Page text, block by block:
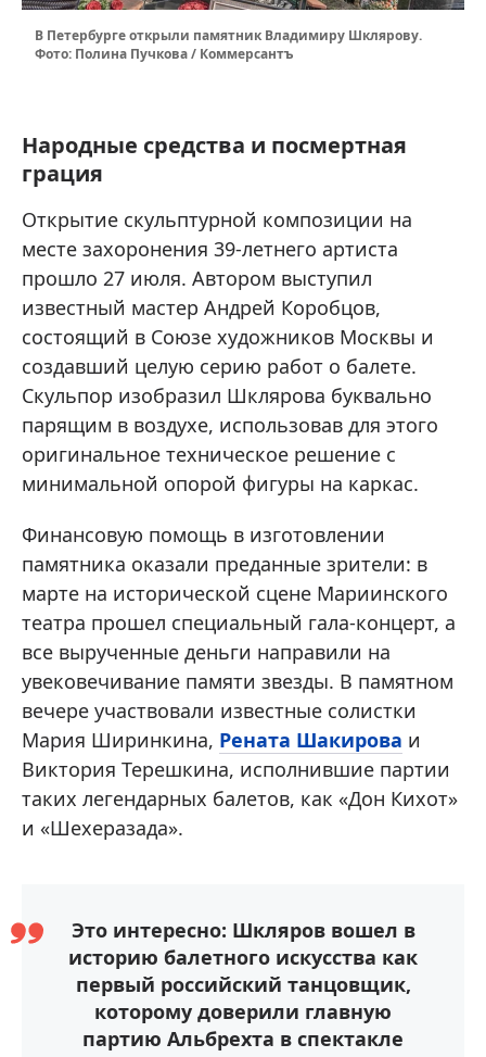
В Петербурге открыли памятник Владимиру Шклярову.
Фото: Полина Пучкова / Коммерсантъ
Народные средства и посмертная
грация
Открытие скульптурной композиции на
месте захоронения 39-летнего артиста
прошло 27 июля. Автором выступил
известный мастер Андрей Коробцов,
состоящий в Союзе художников Москвы и
создавший целую серию работ о балете.
Скульпор изобразил Шклярова буквально
парящим в воздухе, использовав для этого
оригинальное техническое решение с
минимальной опорой фигуры на каркас.
Финансовую помощь в изготовлении
памятника оказали преданные зрители: в
марте на исторической сцене Мариинского
театра прошел специальный гала-концерт, а
все вырученные деньги направили на
увековечивание памяти звезды. В памятном
вечере участвовали известные солистки
Мария Ширинкина, Рената Шакирова и
Виктория Терешкина, исполнившие партии
таких легендарных балетов, как «Дон Кихот»
и «Шехеразада».
Это интересно: Шкляров вошел в
историю балетного искусства как
первый российский танцовщик,
которому доверили главную
партию Альбрехта в спектакле